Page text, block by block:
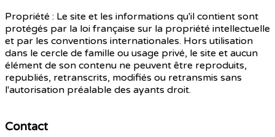
Propriété : Le site et les informations qu'il contient sont
protégés par la loi française sur la propriété intellectuelle
et par les conventions internationales. Hors utilisation
dans le cercle de famille ou usage privé, le site et aucun
élément de son contenu ne peuvent être reproduits,
republiés, retranscrits, modifiés ou retransmis sans
l'autorisation préalable des ayants droit.
Contact